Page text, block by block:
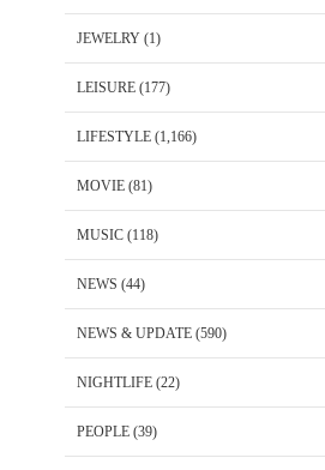
JEWELRY (1)
LEISURE (177)
LIFESTYLE (1,166)
MOVIE (81)
MUSIC (118)
NEWS (44)
NEWS & UPDATE (590)
NIGHTLIFE (22)
PEOPLE (39)